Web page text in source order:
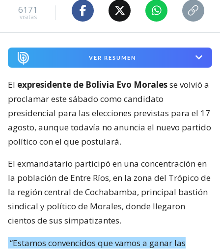
6171
visitas
VER RESUMEN
El expresidente de Bolivia Evo Moralesse volvió a
proclamar este sábado como candidato
presidencial para las elecciones previstas para el 17
agosto, aunque todavía no anuncia el nuevo partido
político con el que postulará.
El exmandatario participó en una concentración en
la población de Entre Ríos, en la zona del Trópico de
la región central de Cochabamba, principal bastión
sindical y político de Morales, donde llegaron
cientos de sus simpatizantes.
“Estamos convencidos que vamos a ganar las